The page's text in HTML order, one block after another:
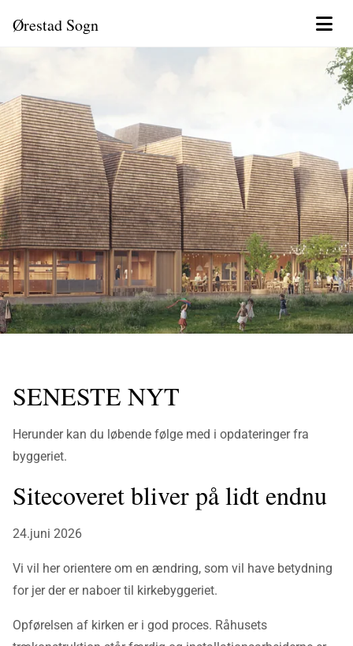
Ørestad Sogn
SENESTE NYT
Herunder kan du løbende følge med i opdateringer fra
byggeriet.
Sitecoveret bliver på lidt endnu
24.juni 2026
Vi vil her orientere om en ændring, som vil have betydning
for jer der er naboer til kirkebyggeriet.
Opførelsen af kirken er i god proces. Råhusets